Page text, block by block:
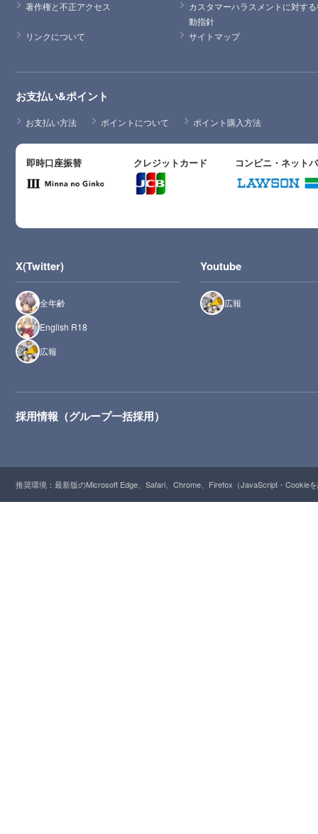
著作権と不正アクセス
カスタマーハラスメントに対す
動指針
リンクについて
サイトマップ
お支払い&ポイント
お支払い方法 ポイントについて ポイント購入方法
即時口座振替 クレジットカード コンビニ・ネット
X(Twitter)
全年齢
English R18
広報
Youtube
広報
採用情報（グループ一括採用）
推奨環境：最新版のMicrosoft Edge、Safari、Chrome、Firefox（JavaScript・Cookie